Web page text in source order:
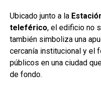
Ubicado junto a la
teleférico, el edificio no
también simboliza una
cercanía institucional y el
públicos en una ciudad
de fondo.